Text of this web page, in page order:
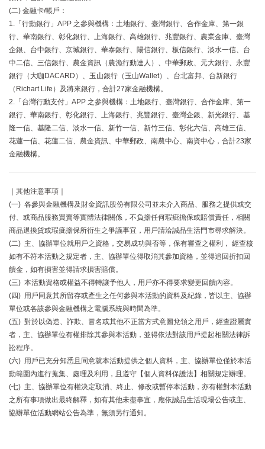
(二) 金融卡/帳戶：
1.「行動銀行」APP 之參與機構：土地銀行、臺灣銀行、合作金庫、第一銀
行、華南銀行、彰化銀行、上海銀行、高雄銀行、兆豐銀行、農業金庫、臺灣
企銀、台中銀行、京城銀行、華泰銀行、陽信銀行、板信銀行、淡水一信、台
中二信、三信銀行、農金資訊（農漁行動達人）、中華郵政、元大銀行、永豐
銀行（大咖DACARD）、玉山銀行（玉山Wallet）、台北富邦、台新銀行
（Richart Life）及將來銀行，合計27家金融機構。
2.「台灣行動支付」APP 之參與機構：土地銀行、臺灣銀行、合作金庫、第一
銀行、華南銀行、彰化銀行、上海銀行、兆豐銀行、臺灣企銀、新光銀行、基
隆一信、基隆二信、淡水一信、新竹一信、新竹三信、彰化六信、高雄三信、
花蓮一信、花蓮二信、農金資訊、中華郵政、南農中心、南資中心，合計23家
金融機構。
｜其他注意事項｜
(一) 各參與金融機構及財金資訊股份有限公司並未介入商品、服務之提供或交
付、或商品服務買賣等實體法律關係，不負擔任何瑕疵擔保或賠償責任，相關
商品退換貨或瑕疵擔保所衍生之爭議事宜，用戶請洽誠品生活門市尋求解決。
(二) 主、協辦單位就用戶之資格，交易成功與否等，保有審查之權利， 經查核
如有不符本活動之規定者，主、協辦單位得取消其參加資格，並得追回折扣回
饋金，如有損害並得請求損害賠償。
(三) 本活動資格或權益不得轉讓予他人，用戶亦不得要求變更回饋內容。
(四) 用戶同意其所留存或產生之任何參與本活動的資料及紀錄，皆以主、協辦
單位或各該參與金融機構之電腦系統與時間為準。
(五) 對於以偽造、詐欺、冒名或其他不正當方式意圖兌領之用戶，經查證屬實
者，主、協辦單位有權排除其參與本活動，並得依法對該用戶提起相關法律訴
訟程序。
(六) 用戶已充分知悉且同意就本活動提供之個人資料，主、協辦單位僅於本活
動範圍內進行蒐集、處理及利用，且遵守【個人資料保護法】相關規定辦理。
(七) 主、協辦單位有權決定取消、終止、修改或暫停本活動，亦有權對本活動
之所有事項做出最終解釋，如有其他未盡事宜，應依誠品生活現場公告或主、
協辦單位活動網站公告為準，無須另行通知。